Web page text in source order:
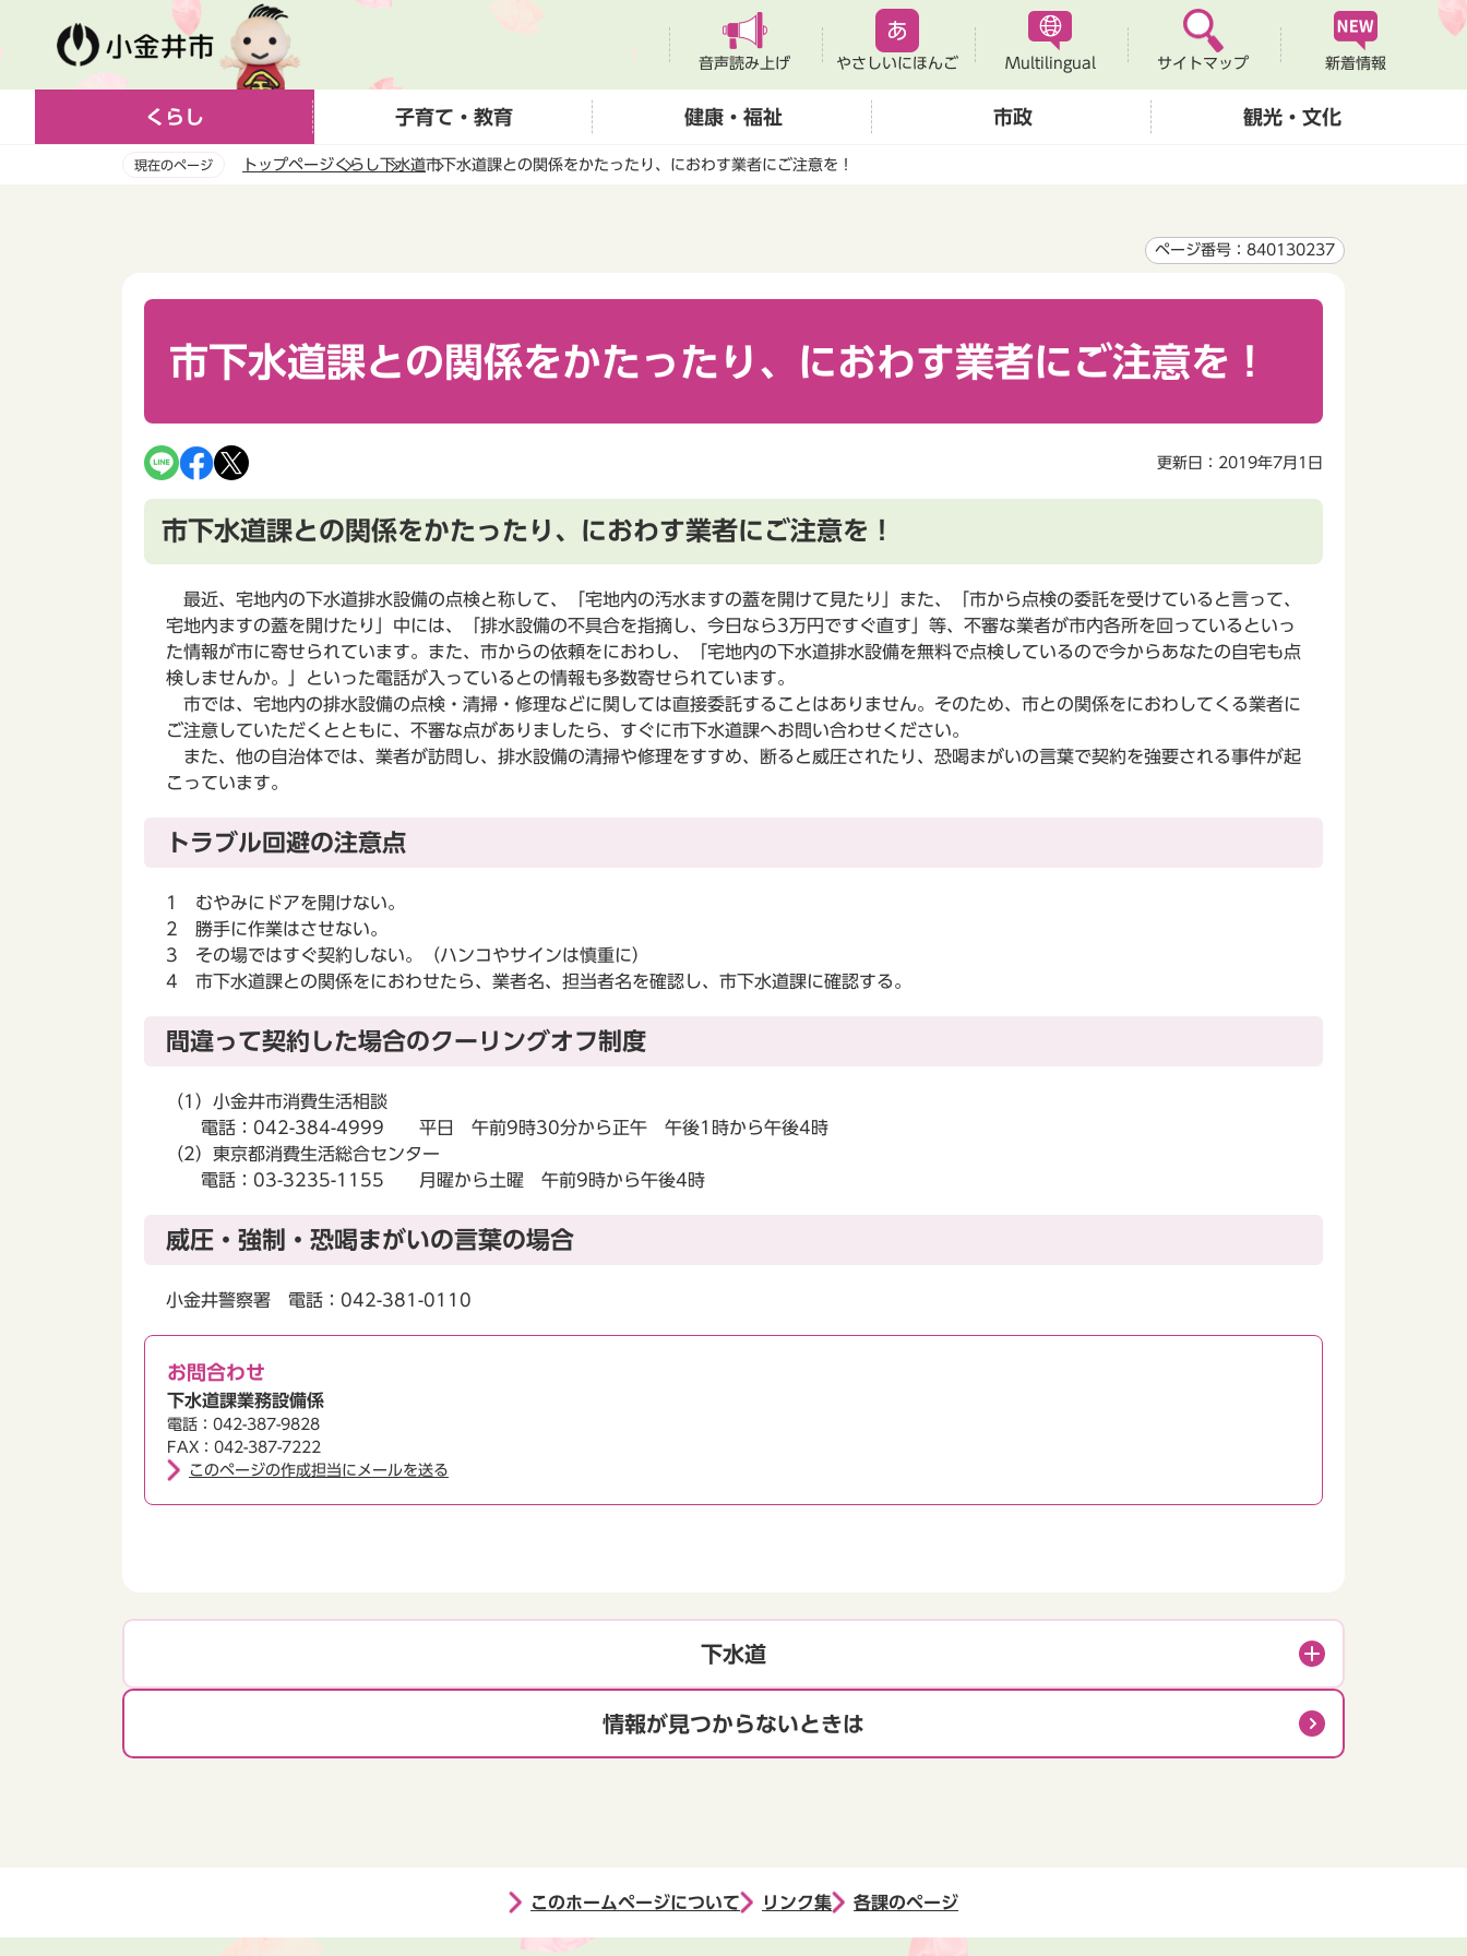
ー
音声読み上げ やさしいにほんご Multilingual サイトマップ 新着情報
くらし 子育て・教育 健康・福祉 市政 観光・文化
現在のページ トップページくらし 下水道市下水道課との関係をかたったり、におわす業者にご注意を！
ページ番号：840130237
市下水道課との関係をかたったり、におわす業者にご注意を！
更新日：2019年7月1日
市下水道課との関係をかたったり、におわす業者にご注意を！
最近、宅地内の下水道排水設備の点検と称して、「宅地内の汚水ますの蓋を開けて見たり」また、「市から点検の委託を受けていると言って、
宅地内ますの蓋を開けたり」中には、「排水設備の不具合を指摘し、今日なら3万円ですぐ直す」等、不審な業者が市内各所を回っているといっ
た情報が市に寄せられています。また、市からの依頼をにおわし、「宅地内の下水道排水設備を無料で点検しているので今からあなたの自宅も点
検しませんか。」といった電話が入っているとの情報も多数寄せられています。
市では、宅地内の排水設備の点検・清掃・修理などに関しては直接委託することはありません。そのため、市との関係をにおわしてくる業者に
ご注意していただくとともに、不審な点がありましたら、すぐに市下水道課へお問い合わせください。
また、他の自治体では、業者が訪問し、排水設備の清掃や修理をすすめ、断ると威圧されたり、恐喝まがいの言葉で契約を強要される事件が起
こっています。
トラブル回避の注意点
1 むやみにドアを開けない。
2 勝手に作業はさせない。
3 その場ではすぐ契約しない。（ハンコやサインは慎重に）
4 市下水道課との関係をにおわせたら、業者名、担当者名を確認し、市下水道課に確認する。
間違って契約した場合のクーリングオフ制度
（1）小金井市消費生活相談
電話：042-384-4999 平日 午前9時30分から正午 午後1時から午後4時
（2）東京都消費生活総合センター
電話：03-3235-1155 月曜から土曜 午前9時から午後4時
威圧・強制・恐喝まがいの言葉の場合
小金井警察署 電話：042-381-0110
お問合わせ
下水道課業務設備係
電話：042-387-9828
FAX：042-387-7222
このページの作成担当にメールを送る
下水道
情報が見つからないときは
このホームページについて リンク集 各課のページ